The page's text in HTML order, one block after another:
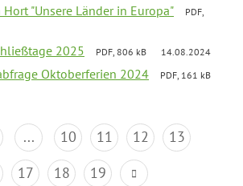
Hort "Unsere Länder in Europa"
PDF,
2025 PDF, 806 kB 14.08.2024
Oktoberferien 2024
PDF, 161 kB
... 10 11 12
13
17 18 19